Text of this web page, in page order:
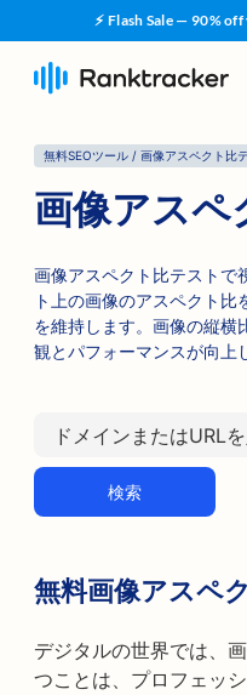
⚡ Flash Sale — 90%
無料SEOツール / 画像アスペクト比
画像アスペ
画像アスペクト比テストで
ト上の画像のアスペクト
を維持します。画像の縦横
観とパフォーマンスが向上
検索
無料画像アスペ
デジタルの世界では、
つことは、プロフェッ